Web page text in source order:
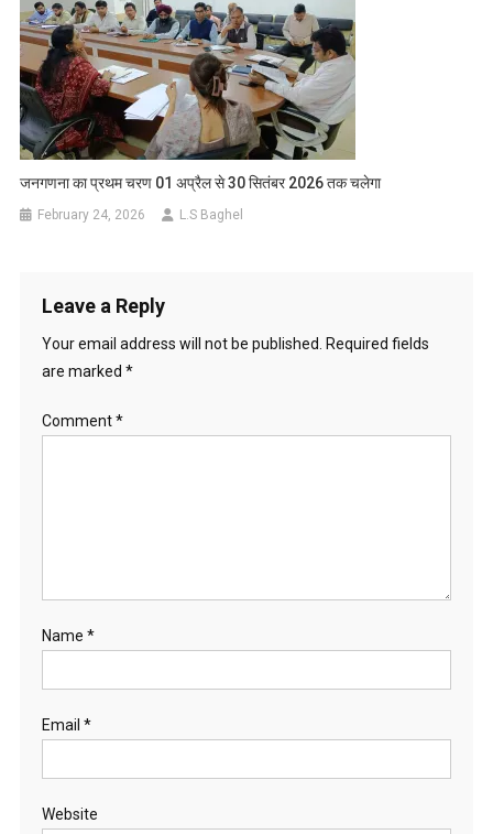
जनगणना का प्रथम चरण 01 अप्रैल से 30 सितंबर 2026 तक चलेगा
February 24, 2026 L.S Baghel
Leave a Reply
Your email address will not be published.
Required fields
are marked *
Comment*
Name *
Email *
Website